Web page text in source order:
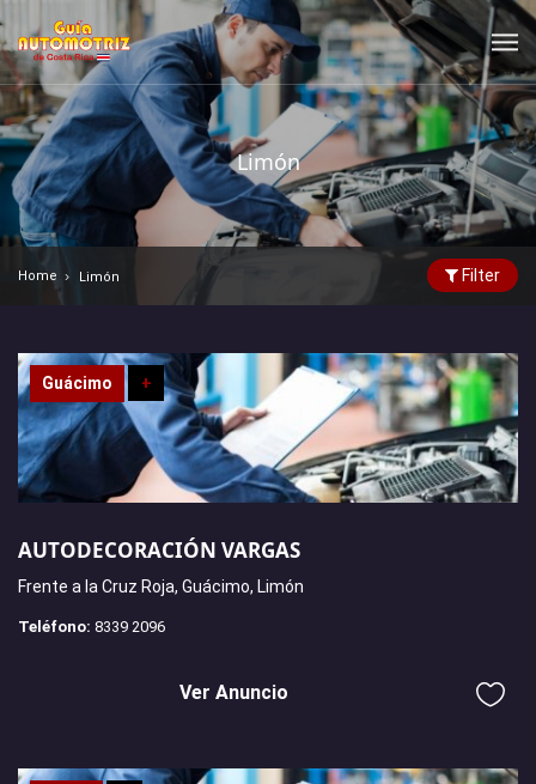
Limón
Home Limón Filter
Guácimo +
AUTODECORACIÓN VARGAS
Frente a la Cruz Roja, Guácimo, Limón
Teléfono: 8339 2096
Ver Anuncio